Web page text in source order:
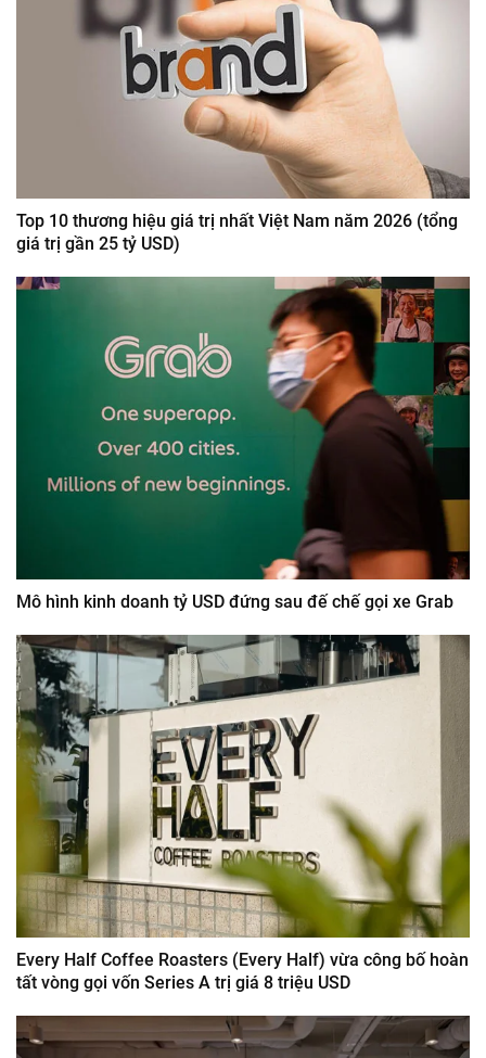
Top 10 thương hiệu giá trị nhất Việt Nam năm 2026 (tổng
giá trị gần 25 tỷ USD)
Mô hình kinh doanh tỷ USD đứng sau đế chế gọi xe Grab
Every Half Coffee Roasters (Every Half) vừa công bố hoàn
tất vòng gọi vốn Series A trị giá 8 triệu USD